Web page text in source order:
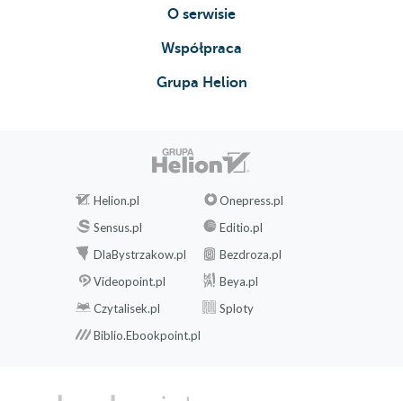
O serwisie
Współpraca
Grupa Helion
Helion.pl
Onepress.pl
Sensus.pl
Editio.pl
DlaBystrzakow.pl
Bezdroza.pl
Videopoint.pl
Beya.pl
Czytalisek.pl
Sploty
Biblio.Ebookpoint.pl